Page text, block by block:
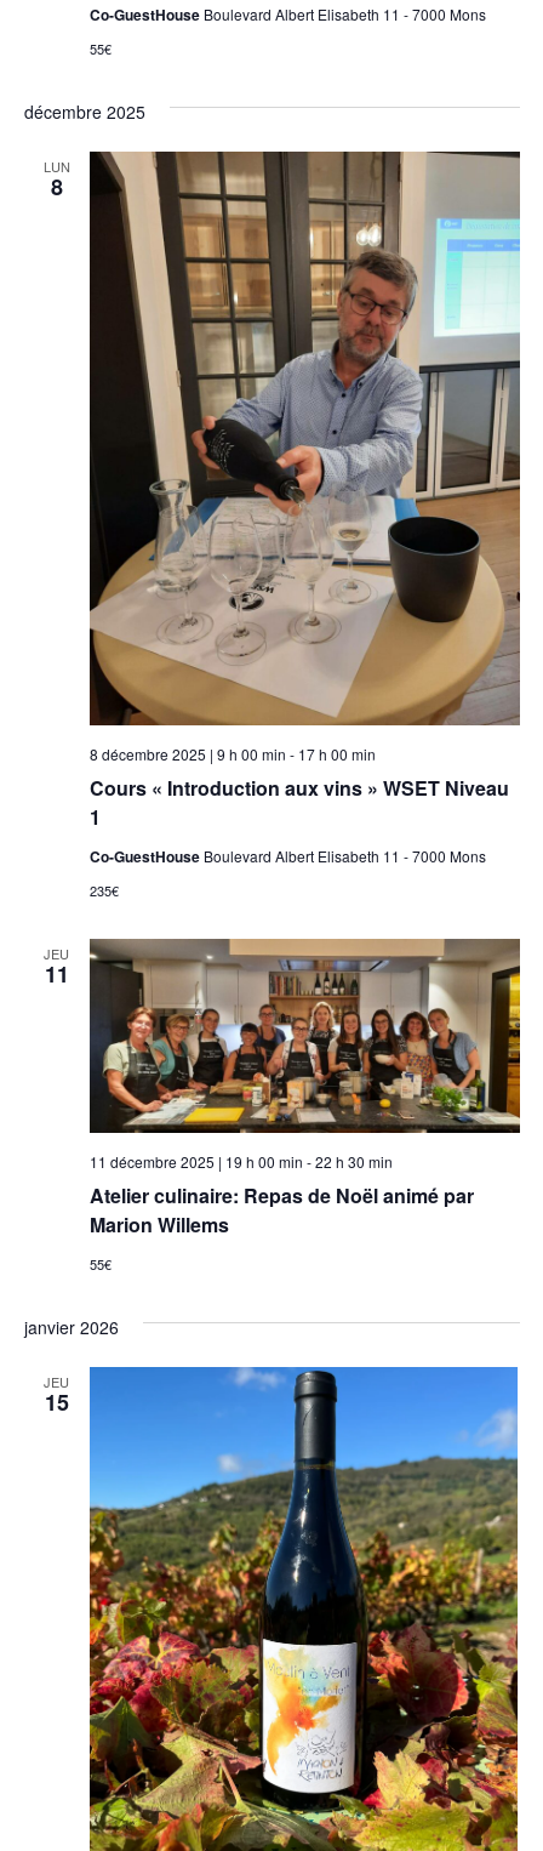
Co-GuestHouse Boulevard Albert Elisabeth 11 - 7000 Mons
55€
décembre 2025
LUN
8
Cours « Introduction aux vins » WSET Niveau
1
8 décembre 2025 | 9 h 00 min - 17 h 00 min
Co-GuestHouse Boulevard Albert Elisabeth 11 - 7000 Mons
235€
JEU
11
Atelier culinaire: Repas de Noël animé par
Marion Willems
11 décembre 2025 | 19 h 00 min -22 h 30 min
55€
janvier 2026
JEU
15